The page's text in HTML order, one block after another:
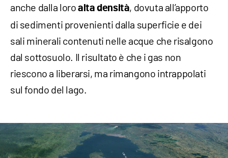
anche dalla loroalta densità, dovuta all’apporto
di sedimenti provenienti dalla superficie e dei
sali minerali contenuti nelle acque che risalgono
dal sottosuolo. Il risultato è che i gas non
riescono a liberarsi, ma rimangono intrappolati
sul fondo del lago.